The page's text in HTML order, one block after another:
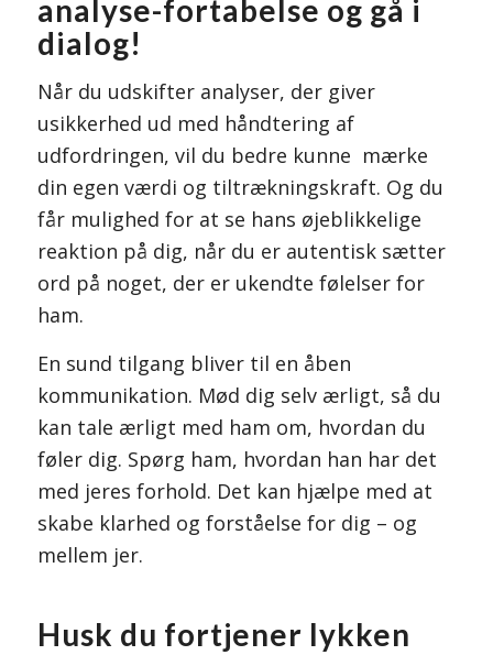
analyse-fortabelse og gå i
dialog!
Når du udskifter analyser, der giver
usikkerhed ud med håndtering af
udfordringen, vil du bedre kunne mærke
din egen værdi og tiltrækningskraft. Og du
får mulighed for at se hans øjeblikkelige
reaktion på dig, når du er autentisk sætter
ord på noget, der er ukendte følelser for
ham.
En sund tilgang bliver til en åben
kommunikation. Mød dig selv ærligt, så du
kan tale ærligt med ham om, hvordan du
føler dig. Spørg ham, hvordan han har det
med jeres forhold. Det kan hjælpe med at
skabe klarhed og forståelse for dig – og
mellem jer.
Husk du fortjener lykken